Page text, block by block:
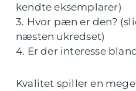
kendte eksemplarer)
3. Hvor pæn er den?
næsten ukredset)
4. Er der interesse
Kvalitet spiller en